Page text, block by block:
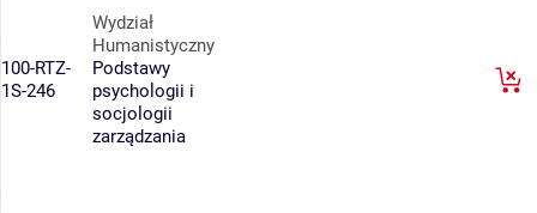
100-RTZ-
1S-246
Wydział
Humanistyczny
Podstawy
psychologii i
socjologii
zarządzania